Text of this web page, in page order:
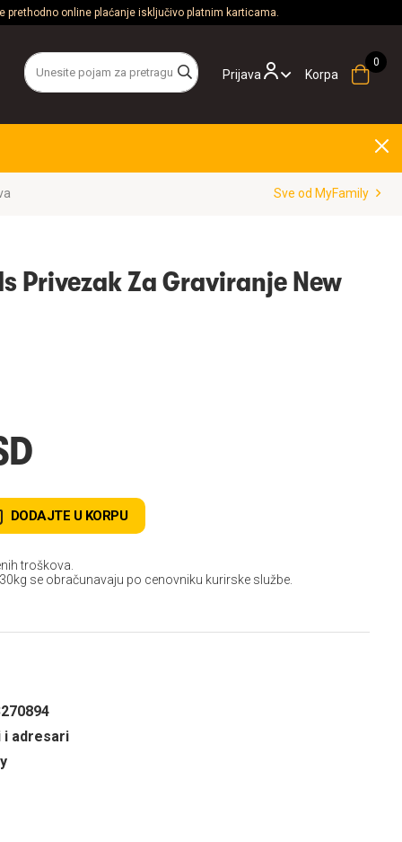
prethodno online plaćanje isključivo platnim karticama.
Prijava Korpa
Sve od MyFamily
Privezak Za Graviranje New
DODAJTE U KORPU
troškova.
se obračunavaju po cenovniku kurirske službe.
i adresari